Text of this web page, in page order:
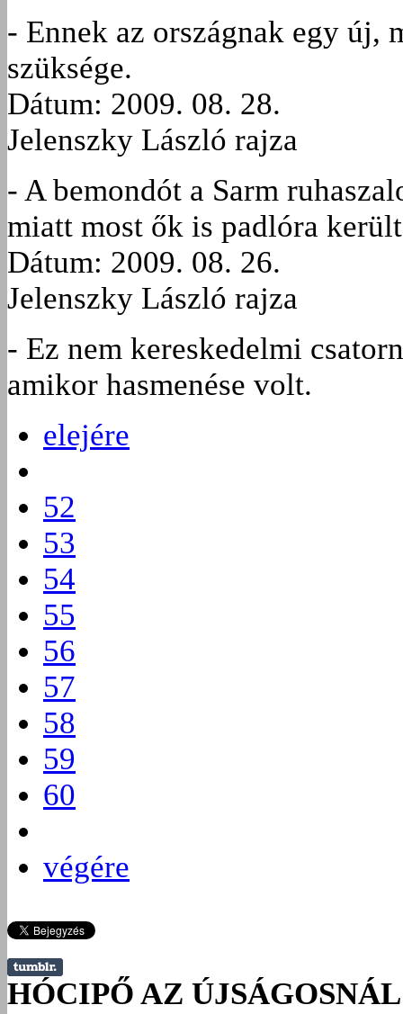
- Ennek az országnak egy új,
szüksége.
Dátum: 2009. 08. 28.
Jelenszky László rajza
- A bemondót a Sarm
miatt most ők is padlóra
Dátum: 2009. 08. 26.
Jelenszky László rajza
- Ez nem kereskedelmi
amikor hasmenése volt.
elejére
52
53
54
55
56
57
58
59
60
végére
HÓCIPŐ AZ ÚJSÁGOSNÁL